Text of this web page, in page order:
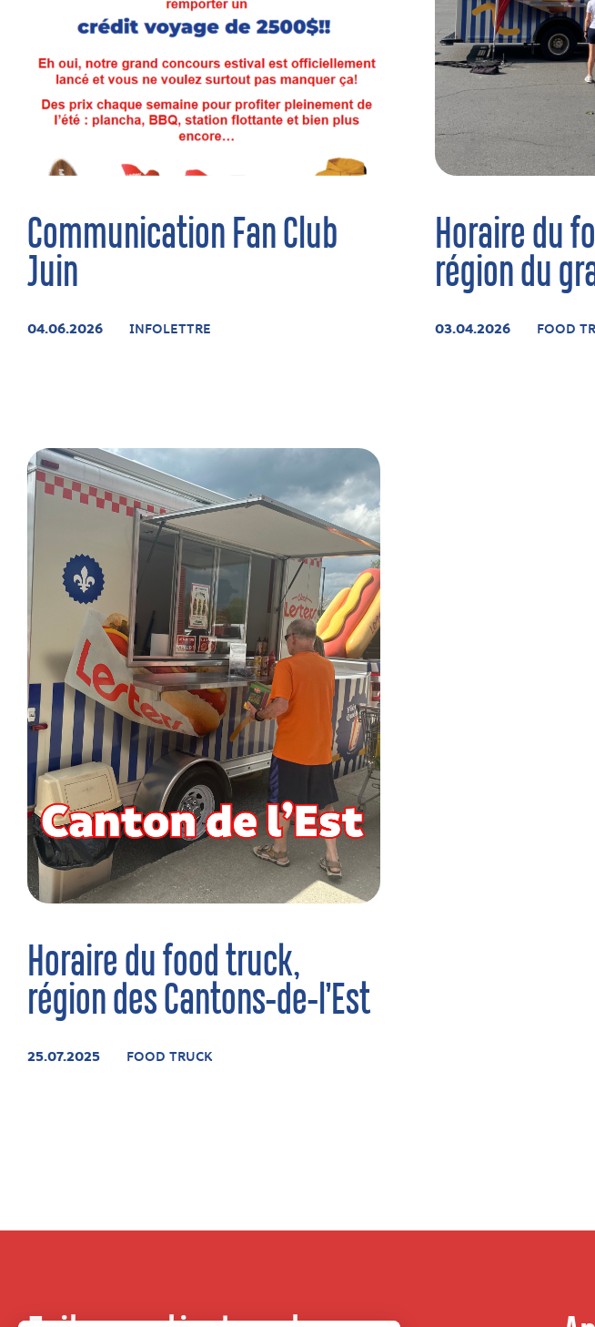
Communication Fan Club
Juin
04.06.2026 INFOLETTRE
Horaire du
région du
03.04.2026 FOOD
Horaire du food truck,
région des Cantons-de-l’Est
25.07.2025 FOOD TRUCK